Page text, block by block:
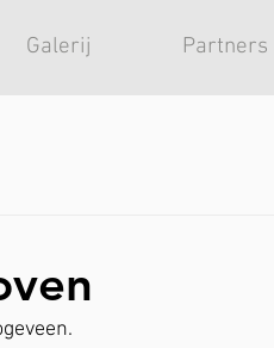
Galerij Partners